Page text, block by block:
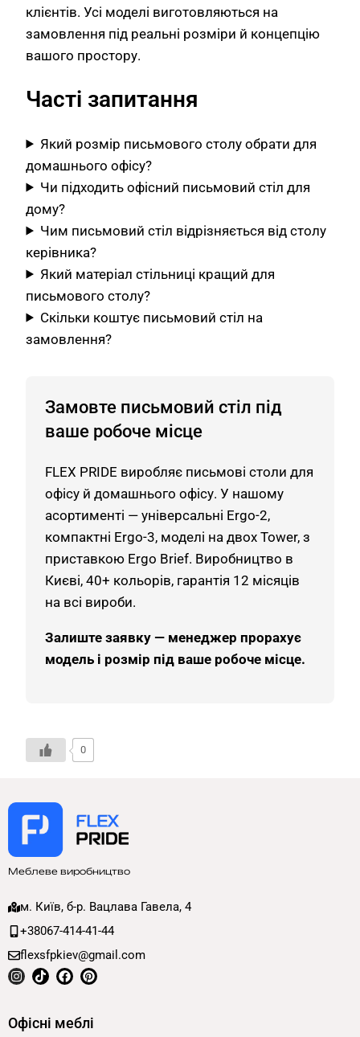
клієнтів. Усі моделі виготовляються на
замовлення під реальні розміри й концепцію
вашого простору.
Часті запитання
Який розмір письмового столу обрати для
домашнього офісу?
Чи підходить офісний письмовий стіл для
дому?
Чим письмовий стіл відрізняється від столу
керівника?
Який матеріал стільниці кращий для
письмового столу?
Скільки коштує письмовий стіл на
замовлення?
Замовте письмовий стіл під
ваше робоче місце
FLEX PRIDE виробляє письмові столи для
офісу й домашнього офісу. У нашому
асортименті — універсальні Ergo-2,
компактні Ergo-3, моделі на двох Tower, з
приставкою Ergo Brief. Виробництво в
Києві, 40+ кольорів, гарантія 12 місяців
на всі вироби.
Залиште заявку — менеджер прорахує
модель і розмір під ваше робоче місце.
0
Меблеве виробництво
м. Київ, б-р. Вацлава Гавела, 4
+38067-414-41-44
flexsfpkiev@gmail.com
Офісні меблі